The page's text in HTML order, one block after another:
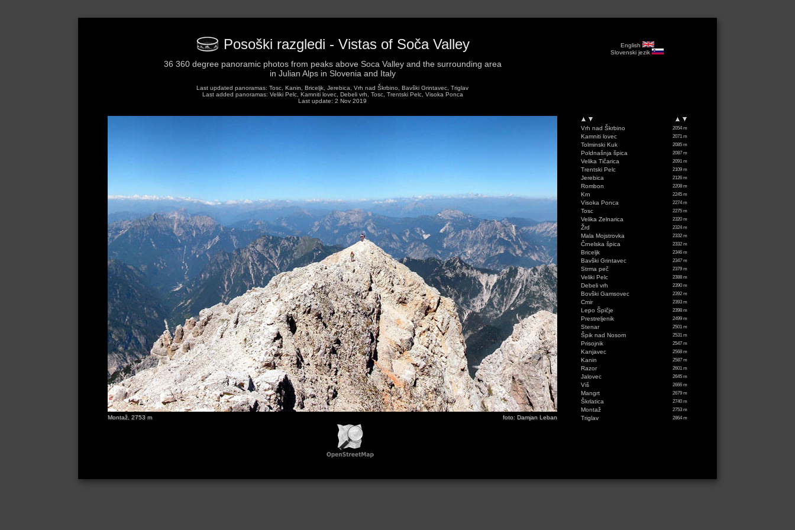
Posoški razgledi - Vistas of Soča Valley
36 360 degree panoramic photos from peaks above Soca Valley and the surrounding area
in Julian Alps in Slovenia and Italy
Last updated panoramas: Tosc, Kanin, Briceljk, Jerebica, Vrh nad Škrbino, Bavški Grintavec, Triglav
Last added panoramas: Veliki Pelc, Kamniti lovec, Debeli vrh, Tosc, Trentski Pelc, Visoka Ponca
Last update: 2 Nov 2019
English
Slovenski jezik
Montaž, 2753 m foto: Damjan Leban
Vrh nad Škrbino 2054 m
Kamniti lovec 2071 m
Tolminski Kuk 2085 m
Poldnašnja špica 2087 m
Velika Tičarica 2091 m
Trentski Pelc 2109 m
Jerebica 2126 m
Rombon 2208 m
Krn 2245 m
Visoka Ponca 2274 m
Tosc 2275 m
Velika Zelnarica 2320 m
Žrd 2324 m
Mala Mojstrovka 2332 m
Črnelska špica 2332 m
Briceljk 2346 m
Bavški Grintavec 2347 m
Strma peč 2379 m
Veliki Pelc 2388 m
Debeli vrh 2390 m
Bovški Gamsovec 2392 m
Cmir 2393 m
Lepo Špičje 2398 m
Prestreljenik 2499 m
Stenar 2501 m
Špik nad Nosom 2531 m
Prisojnik 2547 m
Kanjavec 2568 m
Kanin 2587 m
Razor 2601 m
Jalovec 2645 m
Viš 2666 m
Mangrt 2679 m
Škrlatica 2740 m
Montaž 2753 m
Triglav 2864 m